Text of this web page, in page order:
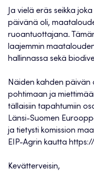
Ja vielä eräs seikka
päivänä oli,
ruoantuottajana.
laajemmin
hallinnassa sekä
Näiden kahden päivän
pohtimaan ja
tällaisiin tapahtumiin
Länsi-Suomen
ja tietysti komission
EIP-Agrin kautta
Kevätterveisin,